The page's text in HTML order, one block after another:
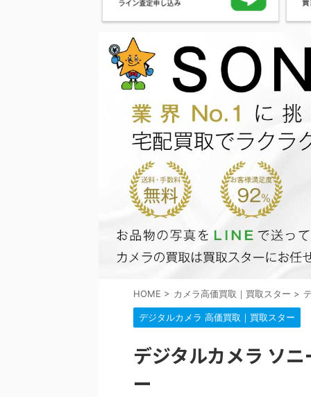
HOME > カメラ高価買取｜買取スター >
デジタルカメラ 高価買取｜買取スター
デジタルカメラ ソ
ー